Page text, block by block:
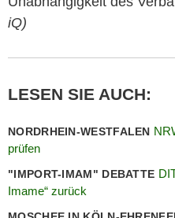
iQ)
LESEN SIE AUCH:
NORDRHEIN-WESTFALEN
prüfen
"IMPORT-IMAM" DEBATTE
Imame“ zurück